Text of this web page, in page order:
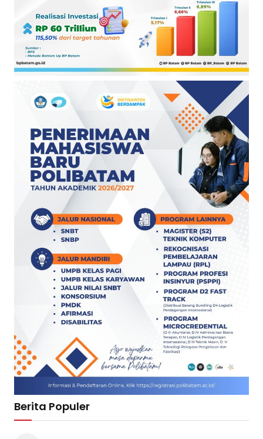
Berita Populer